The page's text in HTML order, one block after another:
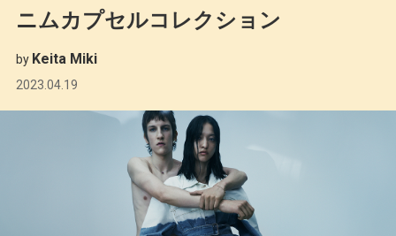
ニムカプセルコレクション
by Keita Miki
2023.04.19